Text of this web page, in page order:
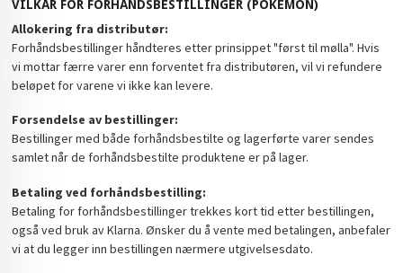
VILKÅR FOR FORHÅNDSBESTILLINGER (POKÉMON)
Allokering fra distributør:
Forhåndsbestillinger håndteres etter prinsippet "først til mølla". Hvis
vi mottar færre varer enn forventet fra distributøren, vil vi refundere
beløpet for varene vi ikke kan levere.
Forsendelse av bestillinger:
Bestillinger med både forhåndsbestilte og lagerførte varer sendes
samlet når de forhåndsbestilte produktene er på lager.
Betaling ved forhåndsbestilling:
Betaling for forhåndsbestillinger trekkes kort tid etter bestillingen,
også ved bruk av Klarna. Ønsker du å vente med betalingen, anbefaler
vi at du legger inn bestillingen nærmere utgivelsesdato.